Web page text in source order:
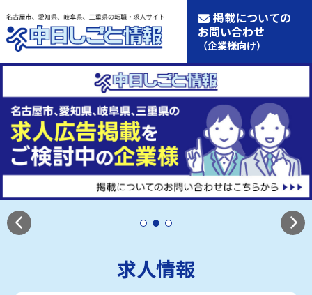
掲載についての
お問い合わせ
（企業様向け）
求人情報